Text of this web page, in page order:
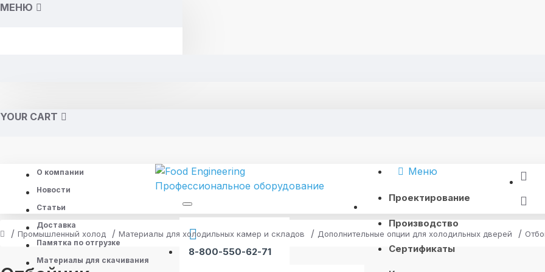
МЕНЮ
YOUR CART
О компании
Новости
Статьи
Доставка
Памятка по отгрузке
Материалы для скачивания
8-800-550-62-71
Меню
Проектирование
Производство
Сертификаты
Промышленный холод Материалы для холодильных камер и складов Дополнительные опции для холодильных дверей